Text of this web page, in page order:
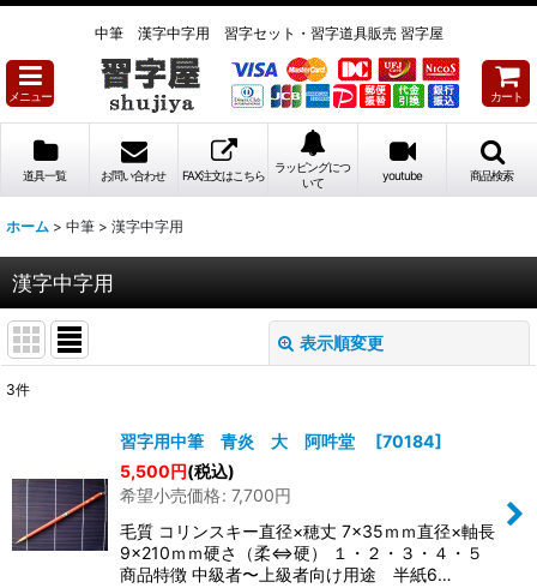
中筆 漢字中字用 習字セット・習字道具販売 習字屋
メニュー カート
道具一覧 お問い合わせ FAX注文はこちら
ラッピングにつ
いて
youtube 商品検索
ホーム > 中筆 > 漢字中字用
漢字中字用
表示順変更
並び順:
絞り込む
3件
習字用中筆 青炎 大 阿吽堂 [70184]
5,500円(税込)
希望小売価格: 7,700円
毛質 コリンスキー直径×穂丈 7×35ｍｍ直径×軸長
9×210ｍｍ硬さ（柔⇔硬） １・２・３・４・５
商品特徴 中級者〜上級者向け用途 半紙6…